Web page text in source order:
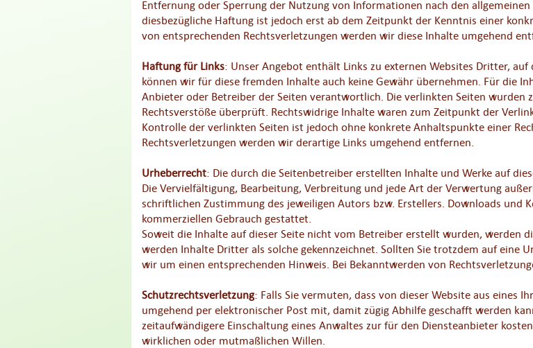
Entfernung oder Sperrung der Nutzung von Informationen nach den
diesbezügliche Haftung ist jedoch erst ab dem Zeitpunkt der Kenntnis einer
von entsprechenden Rechtsverletzungen werden wir diese Inhalte umgehend
Haftung für Links: Unser Angebot enthält Links zu externen Websites Dritter,
können wir für diese fremden Inhalte auch keine Gewähr übernehmen. Für die
Anbieter oder Betreiber der Seiten verantwortlich. Die verlinkten Seiten wurden
Rechtsverstöße überprüft. Rechtswidrige Inhalte waren zum Zeitpunkt der
Kontrolle der verlinkten Seiten ist jedoch ohne konkrete Anhaltspunkte einer
Rechtsverletzungen werden wir derartige Links umgehend entfernen.
Urheberrecht: Die durch die Seitenbetreiber erstellten Inhalte und Werke auf
Die Vervielfältigung, Bearbeitung, Verbreitung und jede Art der Verwertung
schriftlichen Zustimmung des jeweiligen Autors bzw. Erstellers. Downloads und
kommerziellen Gebrauch gestattet.
Soweit die Inhalte auf dieser Seite nicht vom Betreiber erstellt wurden, werden
werden Inhalte Dritter als solche gekennzeichnet. Sollten Sie trotzdem auf eine
wir um einen entsprechenden Hinweis. Bei Bekanntwerden von
Schutzrechtsverletzung: Falls Sie vermuten, dass von dieser Website aus eines
umgehend per elektronischer Post mit, damit zügig Abhilfe geschafft werden
zeitaufwändigere Einschaltung eines Anwaltes zur für den Diensteanbieter
wirklichen oder mutmaßlichen Willen.